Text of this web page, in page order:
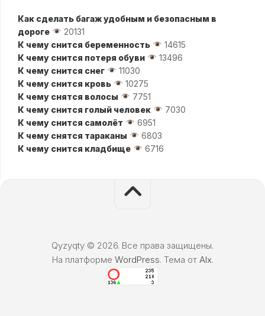
Как сделать багаж удобным и безопасным в
дороге
20131
К чему снится беременность
14615
К чему снится потеря обуви
13496
К чему снится снег
11030
К чему снится кровь
10275
К чему снятся волосы
7751
К чему снится голый человек
7030
К чему снится самолёт
6951
К чему снятся тараканы
6803
К чему снится кладбище
6716
Qyzyqty © 2026. Все права защищены.
На платформе WordPress. Тема от Alx.